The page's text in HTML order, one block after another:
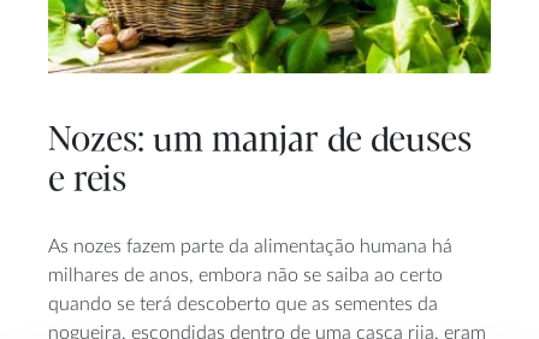
Nozes: um manjar de deuses
e reis
As nozes fazem parte da alimentação humana há
milhares de anos, embora não se saiba ao certo
quando se terá descoberto que as sementes da
nogueira, escondidas dentro de uma casca rija, eram